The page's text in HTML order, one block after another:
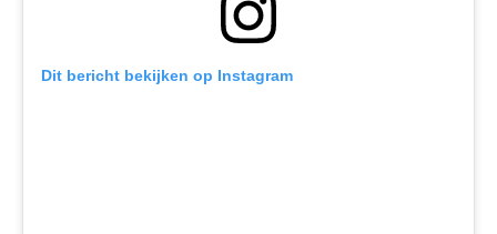
Dit bericht bekijken op Instagram